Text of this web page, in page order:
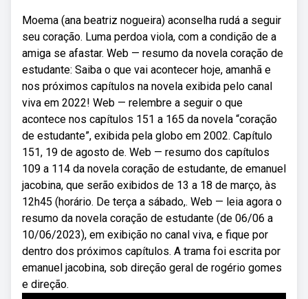
Moema (ana beatriz nogueira) aconselha rudá a seguir
seu coração. Luma perdoa viola, com a condição de a
amiga se afastar. Web — resumo da novela coração de
estudante: Saiba o que vai acontecer hoje, amanhã e
nos próximos capítulos na novela exibida pelo canal
viva em 2022! Web — relembre a seguir o que
acontece nos capítulos 151 a 165 da novela “coração
de estudante”, exibida pela globo em 2002. Capítulo
151, 19 de agosto de. Web — resumo dos capítulos
109 a 114 da novela coração de estudante, de emanuel
jacobina, que serão exibidos de 13 a 18 de março, às
12h45 (horário. De terça a sábado,. Web — leia agora o
resumo da novela coração de estudante (de 06/06 a
10/06/2023), em exibição no canal viva, e fique por
dentro dos próximos capítulos. A trama foi escrita por
emanuel jacobina, sob direção geral de rogério gomes
e direção.